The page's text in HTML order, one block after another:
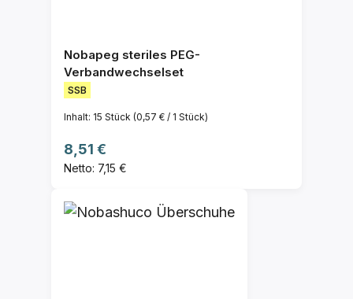
Nobapeg steriles PEG-
Verbandwechselset
SSB
Inhalt: 15 Stück (0,57 € / 1 Stück)
Regulärer Preis:
8,51 €
Netto: 7,15 €